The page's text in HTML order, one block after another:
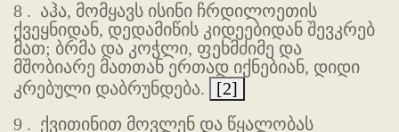
8 . აჰა, მომყავს ისინი ჩრდილოეთის
ქვეყნიდან, დედამიწის კიდეებიდან შევკრებ
მათ; ბრმა და კოჭლი, ფეხმძიმე და
მშობიარე მათთან ერთად იქნებიან, დიდი
კრებული დაბრუნდება.
[2]
9 . ქვითინით მოვლენ და წყალობას